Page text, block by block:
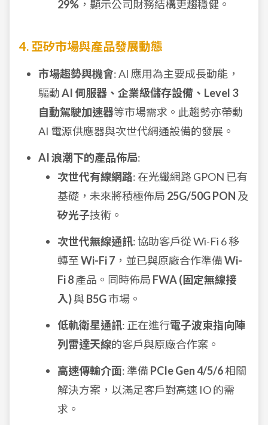
29% ，顯示公司財務結構更趨穩健。
4. 亞矽市場與產品發展動態
市場趨勢與機會: AI 應用為主要成長動能，
驅動AI 伺服器、企業級儲存設備、Level 3
自動駕駛加速器等市場需求。此趨勢亦帶動
AI 電源供應器與次世代網通設備的發展。
AI 浪潮下的產品佈局:
次世代有線網路: 在光纖網路 GPON 已有
基礎，未來將積極佈局 25G/50G PON 及
矽光子技術。
次世代無線通訊: 協助客戶從 Wi-Fi 6 移
轉至 Wi-Fi 7 ，並已與原廠合作準備Wi-
Fi 8產品。同時佈局 FWA (固定無線接
入)與B5G市場。
低軌衛星通訊: 正在進行電子波束指向陣
列雷達天線的客戶與原廠合作案。
高速傳輸介面: 準備 PCIe Gen 4/5/6相關
解決方案，以滿足客戶對高速 IO 的需
求。